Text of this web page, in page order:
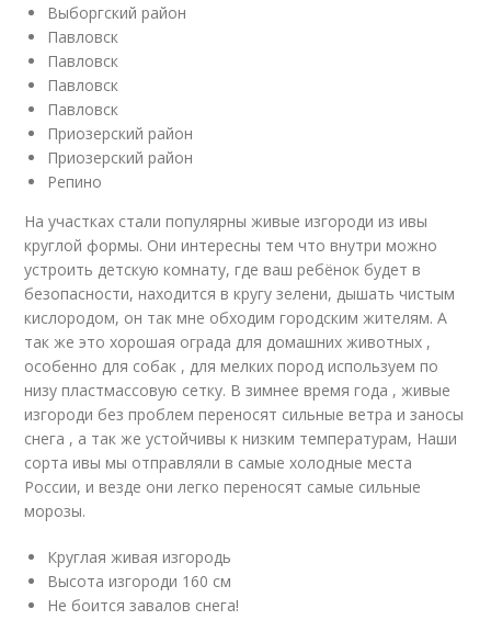
Выборгский район
Павловск
Павловск
Павловск
Павловск
Приозерский район
Приозерский район
Репино
На участках стали популярны живые изгороди из ивы
круглой формы. Они интересны тем что внутри можно
устроить детскую комнату, где ваш ребёнок будет в
безопасности, находится в кругу зелени, дышать чистым
кислородом, он так мне обходим городским жителям. А
так же это хорошая ограда для домашних животных ,
особенно для собак , для мелких пород используем по
низу пластмассовую сетку. В зимнее время года , живые
изгороди без проблем переносят сильные ветра и заносы
снега , а так же устойчивы к низким температурам, Наши
сорта ивы мы отправляли в самые холодные места
России, и везде они легко переносят самые сильные
морозы.
Круглая живая изгородь
Высота изгороди 160 см
Не боится завалов снега!